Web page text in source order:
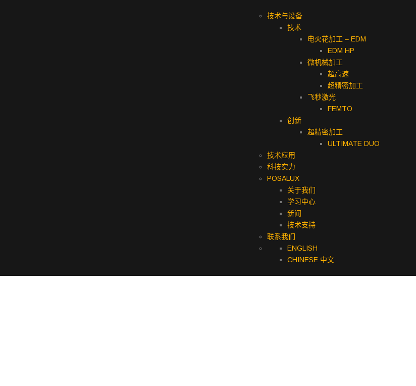
技术与设备
技术
电火花加工 – EDM
EDM HP
微机械加工
超高速
超精密加工
飞秒激光
FEMTO
创新
超精密加工
ULTIMATE DUO
技术应用
科技实力
POSALUX
关于我们
学习中心
新闻
技术支持
联系我们
ENGLISH
CHINESE 中文